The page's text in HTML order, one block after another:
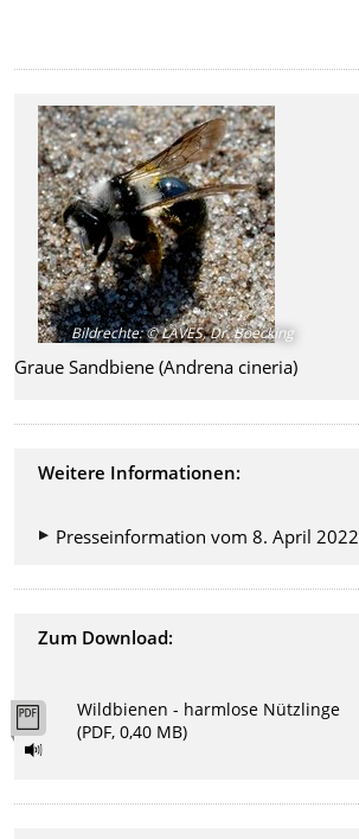
Bildrechte:© LAVES, Dr. Boecking
Graue Sandbiene (Andrena cineria)
Weitere Informationen:
Presseinformation vom 8. April 2022
Zum Download:
Wildbienen - harmlose Nützlinge
(PDF, 0,40 MB)